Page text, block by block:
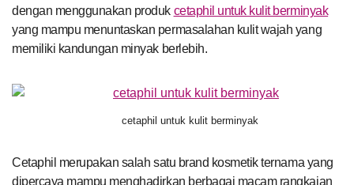
dengan menggunakan produk cetaphil untuk kulit berminyak
yang mampu menuntaskan permasalahan kulit wajah yang
memiliki kandungan minyak berlebih.
cetaphil untuk kulit berminyak
Cetaphil merupakan salah satu brand kosmetik ternama yang
dipercaya mampu menghadirkan berbagai macam rangkaian